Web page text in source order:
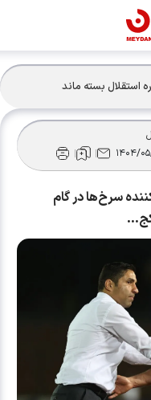
بسته ماند
۲۸
سرخ‌ها در گام